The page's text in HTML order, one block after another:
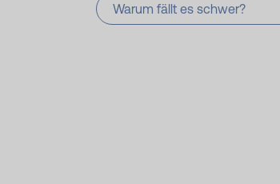
Warum fällt es schwer?